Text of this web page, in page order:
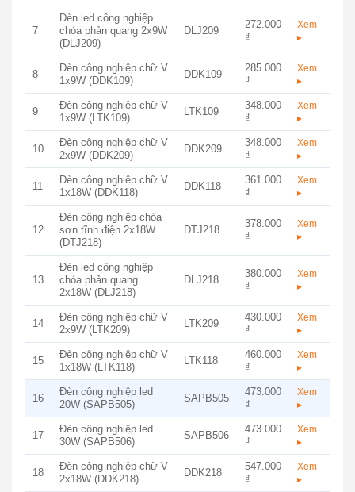
7
Đèn led công nghiệp
chóa phản quang 2x9W
(DLJ209)
DLJ209
272.000
₫
Xem
▸
8
Đèn công nghiệp chữ V
1x9W (DDK109)
DDK109
285.000
₫
Xem
▸
9
Đèn công nghiệp chữ V
1x9W (LTK109)
LTK109
348.000
₫
Xem
▸
10
Đèn công nghiệp chữ V
2x9W (DDK209)
DDK209
348.000
₫
Xem
▸
11
Đèn công nghiệp chữ V
1x18W (DDK118)
DDK118
361.000
₫
Xem
▸
12
Đèn công nghiệp chóa
sơn tĩnh điện 2x18W
(DTJ218)
DTJ218
378.000
₫
Xem
▸
13
Đèn led công nghiệp
chóa phản quang
2x18W (DLJ218)
DLJ218
380.000
₫
Xem
▸
14
Đèn công nghiệp chữ V
2x9W (LTK209)
LTK209
430.000
₫
Xem
▸
15
Đèn công nghiệp chữ V
1x18W (LTK118)
LTK118
460.000
₫
Xem
▸
16
Đèn công nghiệp led
20W (SAPB505)
SAPB505
473.000
₫
Xem
▸
17
Đèn công nghiệp led
30W (SAPB506)
SAPB506
473.000
₫
Xem
▸
18
Đèn công nghiệp chữ V
2x18W (DDK218)
DDK218
547.000
₫
Xem
▸